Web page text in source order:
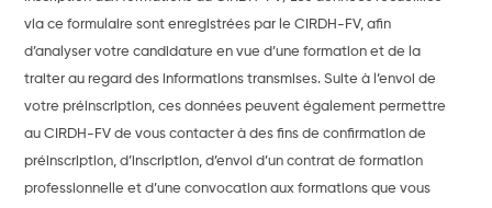
via ce formulaire sont enregistrées par le CIRDH-FV, afin
d’analyser votre candidature en vue d’une formation et de la
traiter au regard des informations transmises. Suite à l’envoi de
votre préinscription, ces données peuvent également permettre
au CIRDH-FV de vous contacter à des fins de confirmation de
préinscription, d’inscription, d’envoi d’un contrat de formation
professionnelle et d’une convocation aux formations que vous